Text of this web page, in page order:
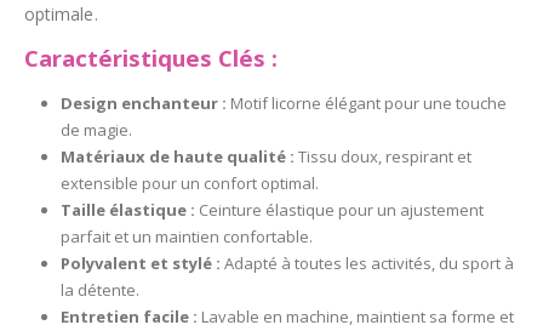
optimale.
Caractéristiques Clés :
Design enchanteur : Motif licorne élégant pour une touche
de magie.
Matériaux de haute qualité : Tissu doux, respirant et
extensible pour un confort optimal.
Taille élastique : Ceinture élastique pour un ajustement
parfait et un maintien confortable.
Polyvalent et stylé : Adapté à toutes les activités, du sport à
la détente.
Entretien facile : Lavable en machine, maintient sa forme et